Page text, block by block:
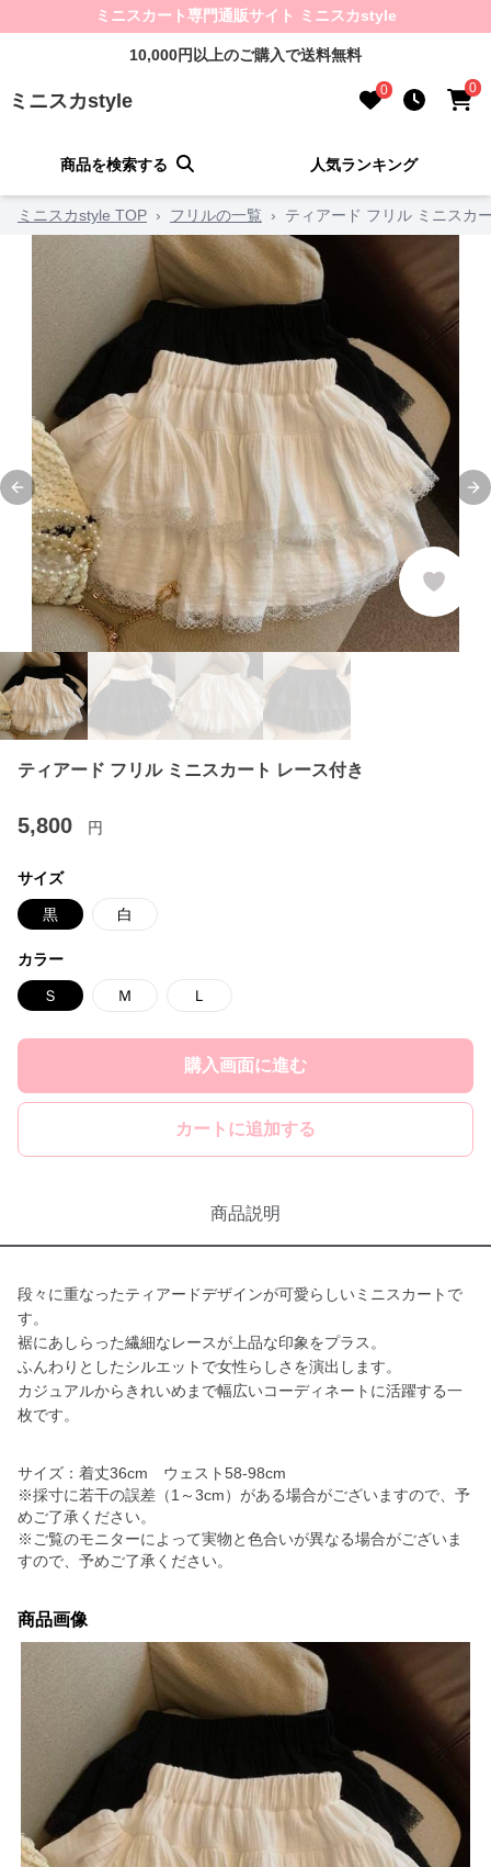
ミニスカート専門通販サイト ミニスカstyle
10,000円以上のご購入で送料無料
ミニスカstyle 0 0
商品を検索する 人気ランキング
ミニスカstyle TOP › フリルの一覧 › ティアード フリル ミニスカ
Previous slide
ティアード フリル ミニスカート レース付き
5,800 円
サイズ
黒 白
カラー
Ｓ Ｍ Ｌ
購入画面に進む
カートに追加する
商品説明
段々に重なったティアードデザインが可愛らしいミニスカートで
す。
裾にあしらった繊細なレースが上品な印象をプラス。
ふんわりとしたシルエットで女性らしさを演出します。
カジュアルからきれいめまで幅広いコーディネートに活躍する一
枚です。
サイズ：着丈36cm ウェスト58-98cm
※採寸に若干の誤差（1～3cm）がある場合がございますので、予
めご了承ください。
※ご覧のモニターによって実物と色合いが異なる場合がございま
すので、予めご了承ください。
商品画像